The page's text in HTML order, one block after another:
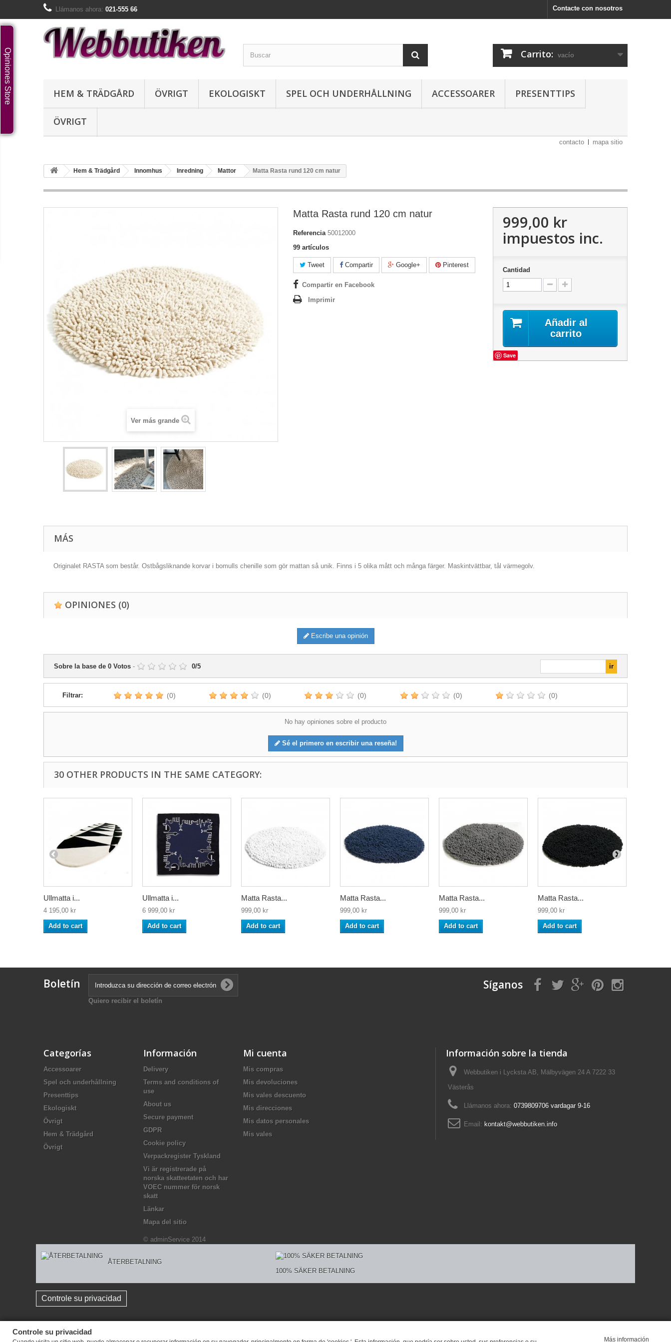
Contacte con nosotros
Llámanos ahora: 021-555 66
Carrito: vacío
HEM & TRÄDGÅRD ÖVRIGT EKOLOGISKT SPEL OCH UNDERHÅLLNING ACCESSOARER PRESENTTIPS
ÖVRIGT
contacto mapa sitio
Hem & Trädgård Innomhus Inredning Mattor Matta Rasta rund 120 cm natur
Ver más grande
Matta Rasta rund 120 cm natur
Referencia 50012000
99 artículos
Tweet Compartir Google+ Pinterest
Compartir en Facebook
Imprimir
999,00 kr
impuestos inc.
Cantidad
Añadir al
carrito
Save
MÁS
Originalet RASTA som består. Ostbågsliknande korvar i bomulls chenille som gör mattan så unik. Finns i 5 olika mått och många färger. Maskintvättbar, tål värmegolv.
OPINIONES (0)
Escribe una opinión
Sobre la base de 0 Votos - 0/5
Filtrar: (0) (0) (0) (0) (0)
No hay opiniones sobre el producto
Sé el primero en escribir una reseña!
30 OTHER PRODUCTS IN THE SAME CATEGORY:
Ullmatta i...
4 195,00 kr
Add to cart
Ullmatta i...
6 999,00 kr
Add to cart
Matta Rasta...
999,00 kr
Add to cart
Matta Rasta...
999,00 kr
Add to cart
Matta Rasta...
999,00 kr
Add to cart
Matta Rasta...
999,00 kr
Add to cart
Boletín
Quiero recibir el boletín
Síganos
Categorías
Accessoarer
Spel och underhållning
Presenttips
Ekologiskt
Övrigt
Hem & Trädgård
Övrigt
Información
Delivery
Terms and conditions of
use
About us
Secure payment
GDPR
Cookie policy
Verpackregister Tyskland
Vi är registrerade på
norska skatteetaten och har
VOEC nummer för norsk
skatt
Länkar
Mapa del sitio
© adminService 2014
Mi cuenta
Mis compras
Mis devoluciones
Mis vales descuento
Mis direcciones
Mis datos personales
Mis vales
Información sobre la tienda
Webbutiken i Lycksta AB, Mälbyvägen 24 A 7222 33
Västerås
Llámanos ahora: 0739809706 vardagar 9-16
Email: kontakt@webbutiken.info
ÅTERBETALNING
100% SÄKER BETALNING
Controle su privacidad
Opiniones Store
Controle su privacidad
Más información